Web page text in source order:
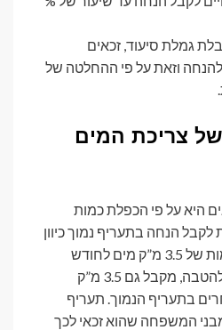
גמלת סיעוד, זכאים
להנחה וזאת על פי ההחלטה של
צריכת המים
היא על פי הכפלת כמות
הנחה בתעריף נמוך כיוון
שכל אזרח זכאי לקבל כמות של 3.5 מ”ק מים לחודש
בתעריף מוזל. מי שזכאי להטבה, מקבל גם 3.5 מ”ק
בתעריף הנמוך. תעריף
המשפחה שהוא זכאי לכך